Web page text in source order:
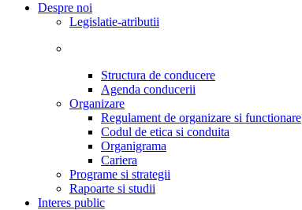
Despre noi
Legislatie-atributii
Structura de conducere
Agenda conducerii
Organizare
Regulament de organizare si functionare
Codul de etica si conduita
Organigrama
Cariera
Programe si strategii
Rapoarte si studii
Interes public